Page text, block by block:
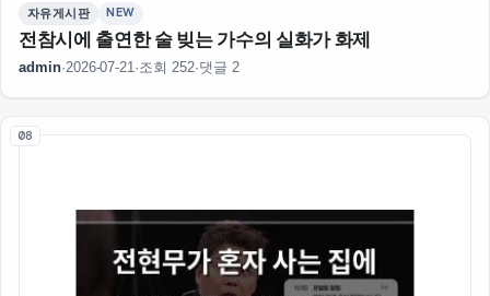
자유게시판 NEW
전참시에 출연한 술 빚는 가수의 실화가 화제
admin·2026-07-21·조회 252·댓글 2
08